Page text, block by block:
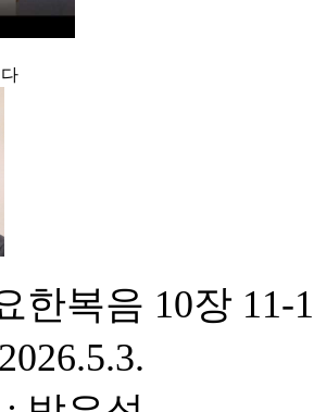
한복음 10장 11-